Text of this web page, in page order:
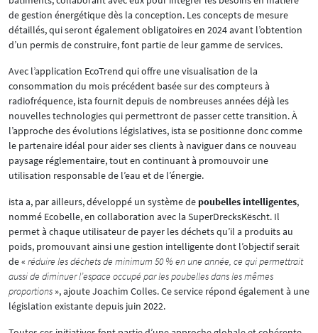
de gestion énergétique dès la conception. Les concepts de mesure
détaillés, qui seront également obligatoires en 2024 avant l’obtention
d’un permis de construire, font partie de leur gamme de services.
Avec l’application EcoTrend qui offre une visualisation de la
consommation du mois précédent basée sur des compteurs à
radiofréquence, ista fournit depuis de nombreuses années déjà les
nouvelles technologies qui permettront de passer cette transition. À
l’approche des évolutions législatives, ista se positionne donc comme
le partenaire idéal pour aider ses clients à naviguer dans ce nouveau
paysage réglementaire, tout en continuant à promouvoir une
utilisation responsable de l’eau et de l’énergie.
ista a, par ailleurs, développé un système de poubelles intelligentes,
nommé Ecobelle, en collaboration avec la SuperDrecksKëscht. Il
permet à chaque utilisateur de payer les déchets qu’il a produits au
poids, promouvant ainsi une gestion intelligente dont l’objectif serait
de « réduire les déchets de minimum 50 % en une année, ce qui permettrait
aussi de diminuer l’espace occupé par les poubelles dans les mêmes
proportions », ajoute Joachim Colles. Ce service répond également à une
législation existante depuis juin 2022.